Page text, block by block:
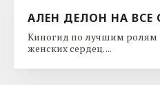
АЛЕН ДЕЛОН НА
Киногид по лучшим ролям
женских сердец. ...